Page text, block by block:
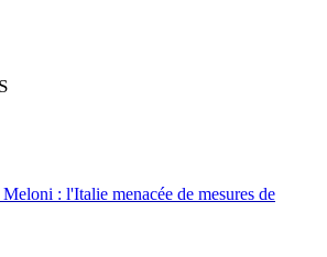
: l'Italie menacée de mesures de